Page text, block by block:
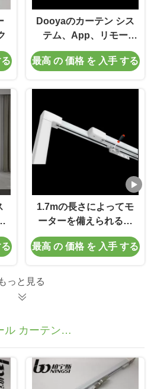
Dooyaのカーテン シス
テム、App、リモー
ト・コントロール声が
付いている自動化され
る電気カーテン トラッ
最高 の 価格 を 入手 する
1.7mの長さによってモ
ーターを備えられる引
き込み式の望遠鏡のカ
ーテン トラック
最高 の 価格 を 入手 する
もっと見る
ル カーテン